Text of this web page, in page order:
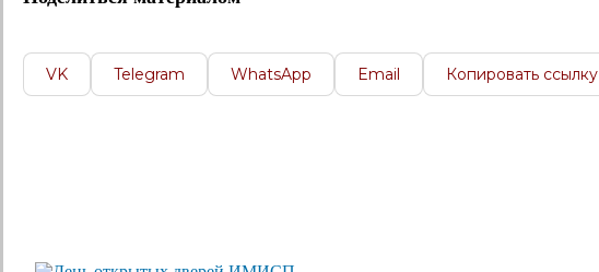
VK Telegram WhatsApp Email Копировать ссылку